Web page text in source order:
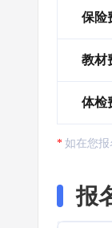
保险
教材
体检
如在您
报